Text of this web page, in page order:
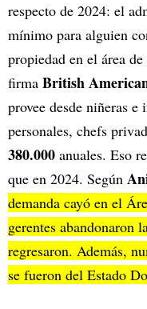
respecto de 2024: el
mínimo para alguien
propiedad en el área de
firma British
provee desde niñeras e
personales, chefs
380.000 anuales. Eso
que en 2024. Según
demanda cayó en el
gerentes abandonaron
regresaron. Además,
se fueron del Estado